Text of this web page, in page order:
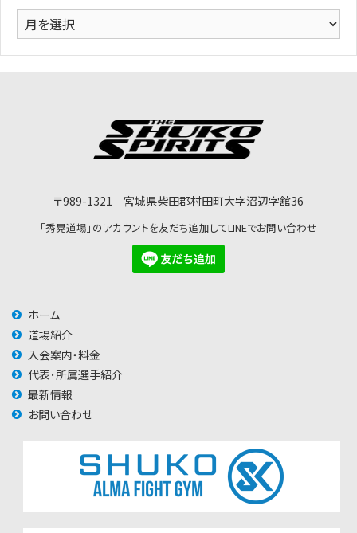
ー
カ
〒989-1321 宮城県柴田郡村田町大字沼辺字舘36
「秀晃道場」のアカウントを友だち追加してLINEでお問い合わせ
ホーム
道場紹介
入会案内・料金
代表･所属選手紹介
最新情報
お問い合わせ